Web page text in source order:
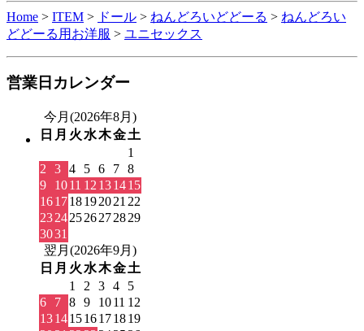
Home > ITEM > ドール > ねんどろいどどーる > ねんどろい
どどーる用お洋服 > ユニセックス
営業日カレンダー
今月(2026年8月)
日 月 火 水木金土
1
2
3 4 5 6 7 8
9
1011 12 131415
161718192021 22
23242526272829
3031
翌月(2026年9月)
日 月 火 水木金土
1
2 3 4
5
6
7 8 9 1011 12
13141516171819